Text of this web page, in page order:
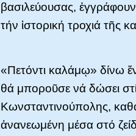
βασιλεύουσας,
τήν ἱστορική τροχιά τῆς
«Πετόντι καλάμῳ» δίνω
θά μποροῦσε νά δώσει
Κωνσταντινούπολης,
ἀνανεωμένη μέσα στό